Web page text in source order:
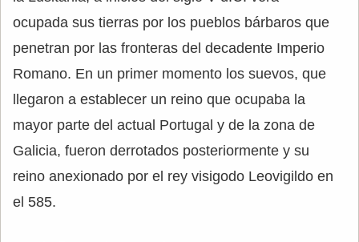
ocupada sus tierras por los pueblos bárbaros que
penetran por las fronteras del decadente Imperio
Romano. En un primer momento los suevos, que
llegaron a establecer un reino que ocupaba la
mayor parte del actual Portugal y de la zona de
Galicia, fueron derrotados posteriormente y su
reino anexionado por el rey visigodo Leovigildo en
el 585.